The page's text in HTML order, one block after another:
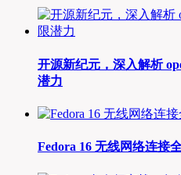
开源新纪元，深入解析
潜力
Fedora 16 无线网络连接